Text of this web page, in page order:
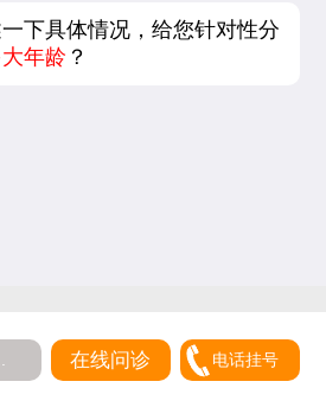
下具体情况，给您针对性分
年龄 ？
在线问诊 电话挂号
5